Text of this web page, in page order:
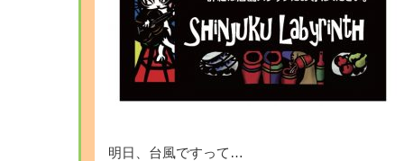
明日、台風ですって…